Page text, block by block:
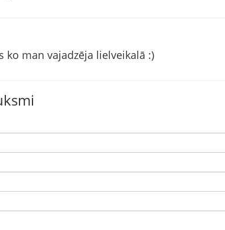
ko man vajadzēja lielveikalā :)